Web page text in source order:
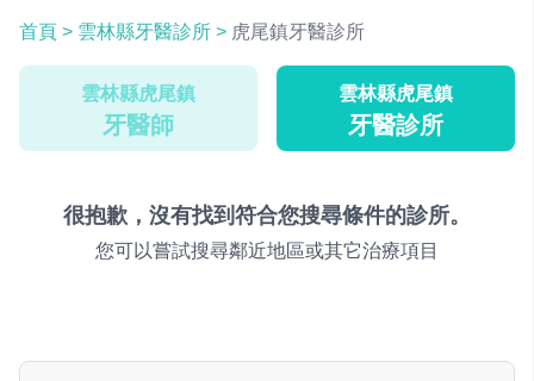
首頁 > 雲林縣牙醫診所 > 虎尾鎮牙醫診所
雲林縣虎尾鎮
牙醫師
雲林縣虎尾鎮
牙醫診所
很抱歉，沒有找到符合您搜尋條件的診所。
您可以嘗試搜尋鄰近地區或其它治療項目